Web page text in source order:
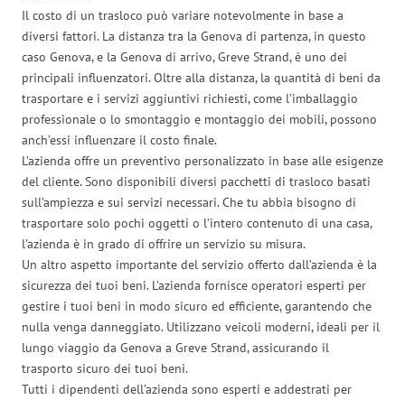
Il costo di un trasloco può variare notevolmente in base a
diversi fattori. La distanza tra la Genova di partenza, in questo
caso Genova, e la Genova di arrivo, Greve Strand, è uno dei
principali influenzatori. Oltre alla distanza, la quantità di beni da
trasportare e i servizi aggiuntivi richiesti, come l’imballaggio
professionale o lo smontaggio e montaggio dei mobili, possono
anch’essi influenzare il costo finale.
L’azienda offre un preventivo personalizzato in base alle esigenze
del cliente. Sono disponibili diversi pacchetti di trasloco basati
sull’ampiezza e sui servizi necessari. Che tu abbia bisogno di
trasportare solo pochi oggetti o l’intero contenuto di una casa,
l’azienda è in grado di offrire un servizio su misura.
Un altro aspetto importante del servizio offerto dall’azienda è la
sicurezza dei tuoi beni. L’azienda fornisce operatori esperti per
gestire i tuoi beni in modo sicuro ed efficiente, garantendo che
nulla venga danneggiato. Utilizzano veicoli moderni, ideali per il
lungo viaggio da Genova a Greve Strand, assicurando il
trasporto sicuro dei tuoi beni.
Tutti i dipendenti dell’azienda sono esperti e addestrati per